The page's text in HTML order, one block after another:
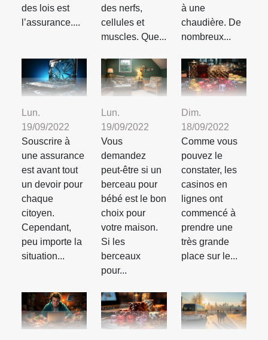
des lois est
l’assurance....
des nerfs,
cellules et
muscles. Que...
à une
chaudière. De
nombreux...
Lun.
19/09/2022
Souscrire à
une assurance
est avant tout
un devoir pour
chaque
citoyen.
Cependant,
peu importe la
situation...
Lun.
19/09/2022
Vous
demandez
peut-être si un
berceau pour
bébé est le bon
choix pour
votre maison.
Si les
berceaux
pour...
Dim.
18/09/2022
Comme vous
pouvez le
constater, les
casinos en
lignes ont
commencé à
prendre une
très grande
place sur le...